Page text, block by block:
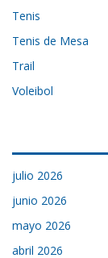
Tenis
Tenis de Mesa
Trail
Voleibol
julio 2026
junio 2026
mayo 2026
abril 2026